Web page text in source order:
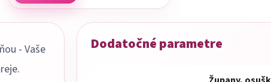
- Vaše
Dodatočné parametre